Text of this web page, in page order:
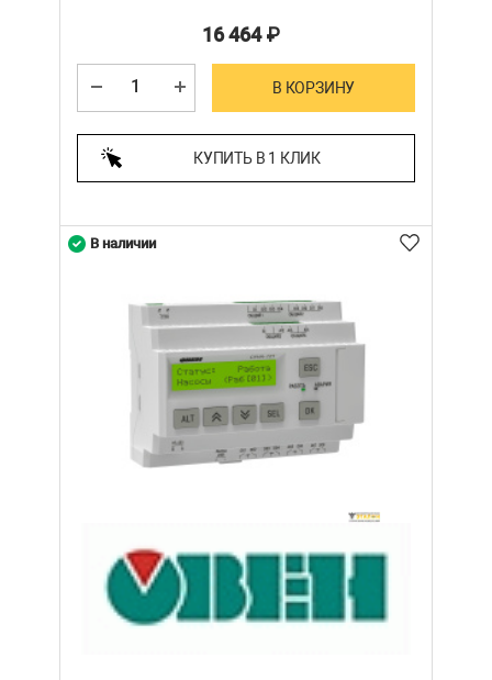
16 464₽
В КОРЗИНУ
КУПИТЬ В 1 КЛИК
В наличии